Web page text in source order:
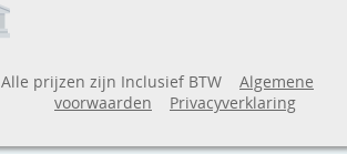
Alle prijzen zijn Inclusief BTW
Algemene
voorwaarden
Privacyverklaring